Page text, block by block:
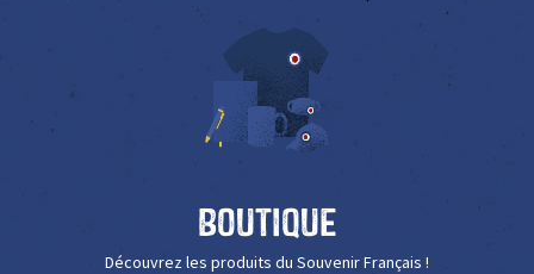
Boutique
Découvrez les produits du Souvenir Français !